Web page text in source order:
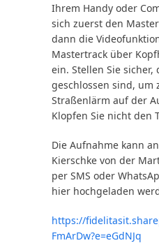
Ihrem Handy oder
sich zuerst den
dann die
Mastertrack über
ein. Stellen Sie sicher,
geschlossen sind, um
Straßenlärm auf der
Klopfen Sie nicht den
Die Aufnahme kann
Kierschke von der
per SMS oder
hier hochgeladen
https://
FmArDw?e=eGdNJq